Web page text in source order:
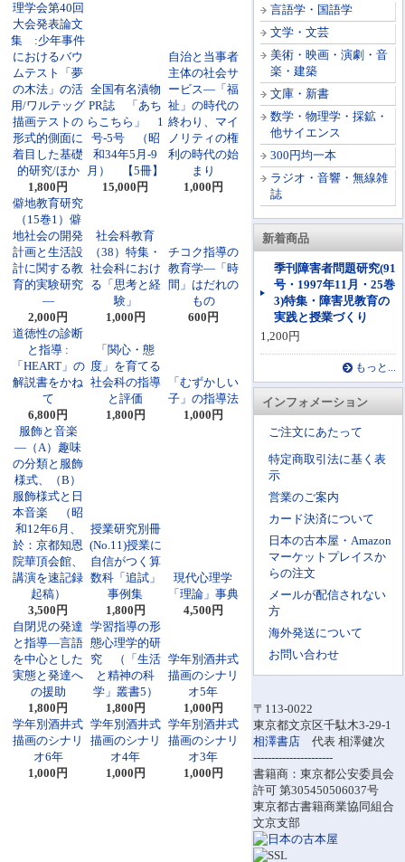
言語学・国語学
文学・文芸
美術・映画・演劇・音
楽・建築
文庫・新書
数学・物理学・採鉱・
他サイエンス
300円均一本
ラジオ・音響・無線雑
誌
新着商品
季刊障害者問題研究(91
号・1997年11月・25巻
3)特集・障害児教育の
実践と授業づくり
1,200円
もっと...
インフォメーション
ご注文にあたって
特定商取引法に基く表
示
営業のご案内
カード決済について
日本の古本屋・Amazon
マーケットプレイスか
らの注文
メールが配信されない
方
海外発送について
お問い合わせ
〒113-0022
東京都文京区千駄木3-29-1
相澤書店 代表 相澤健次
----------------------
書籍商：東京都公安委員会
許可 第305450506037号
東京都古書籍商業協同組合
文京支部
理学会第40回
大会発表論文
集 :少年事件
におけるバウ
ムテスト「夢
の木法」の活
用/ワルテッグ
描画テストの
形式的側面に
着目した基礎
的研究/ほか
1,800円
全国有名漬物
PR誌 「あち
らこちら」 1
号-5号 （昭
和34年5月-9
月） 【5冊】
15,000円
自治と当事者
主体の社会サ
ービス―「福
祉」の時代の
終わり、マイ
ノリティの権
利の時代の始
まり
1,000円
僻地教育研究
（15巻1）僻
地社会の開発
計画と生活設
計に関する教
育的実験研究
―
2,000円
社会科教育
（38）特集・
社会科におけ
る「思考と経
験」
1,000円
チコク指導の
教育学―「時
間」はだれの
もの
600円
道徳性の診断
と指導 :
「HEART」の
解説書をかね
て
6,800円
「関心・態
度」を育てる
社会科の指導
と評価
1,800円
「むずかしい
子」の指導法
1,000円
服飾と音楽
―（A）趣味
の分類と服飾
様式、（B）
服飾様式と日
本音楽 （昭
和12年6月、
於：京都知恩
院華頂会館、
講演を速記録
起稿）
3,500円
授業研究別冊
(No.11)授業に
自信がつく算
数科「追試」
事例集
1,800円
現代心理学
「理論」事典
4,500円
自閉児の発達
と指導―言語
を中心とした
実態と発達へ
の援助
1,800円
学習指導の形
態心理学的研
究 （「生活
と精神の科
学」叢書5）
1,800円
学年別酒井式
描画のシナリ
オ5年
1,000円
学年別酒井式
描画のシナリ
オ6年
1,000円
学年別酒井式
描画のシナリ
オ4年
1,000円
学年別酒井式
描画のシナリ
オ3年
1,000円